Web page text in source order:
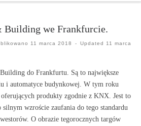
IT
wszelkich
Building we Frankfurcie.
11 marca 2018 - Updated 11 marca
do Frankfurtu. Są to największe
i automatyce budynkowej. W tym roku
produkty zgodnie z KNX. Jest to
wzroście zaufania do tego standardu
O obrazie tegorocznych targów